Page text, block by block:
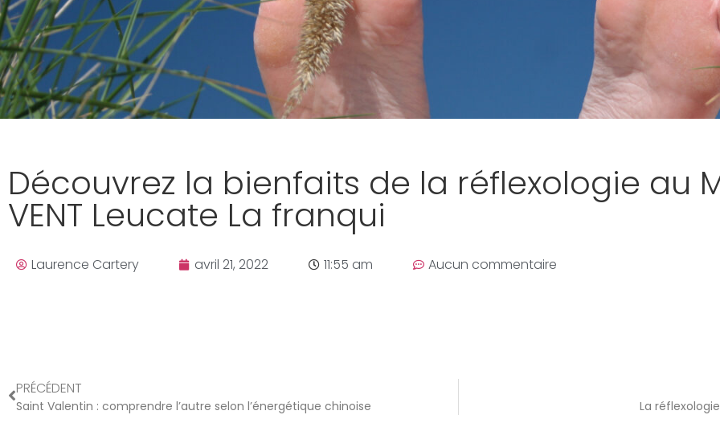
Découvrez la bienfaits de la réflexologie au
VENT Leucate La franqui
Laurence Cartery avril 21, 2022 11:55 am Aucun commentaire
PRÉCÉDENT
Saint Valentin : comprendre l’autre selon l’énergétique chinoise La